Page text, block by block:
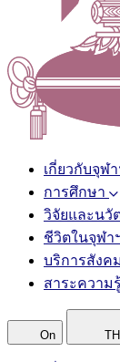
เกี่ยวกับจุฬา
การศึกษา
วิจัยและนวั
ชีวิตในจุฬา
บริการสังคม
สาระความ
On TH